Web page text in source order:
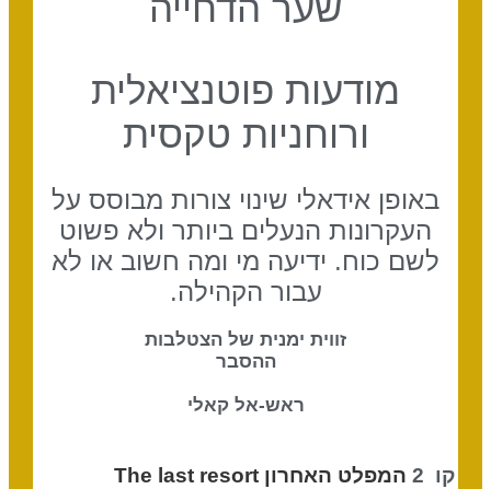
שער הדחייה
מודעות פוטנציאלית
ורוחניות טקסית
באופן אידאלי שינוי צורות מבוסס על
העקרונות הנעלים ביותר ולא פשוט
לשם כוח. ידיעה מי ומה חשוב או לא
עבור הקהילה.
זווית ימנית של הצטלבות
ההסבר
ראש-אל קאלי
קו 2 המפלט האחרון The last resort